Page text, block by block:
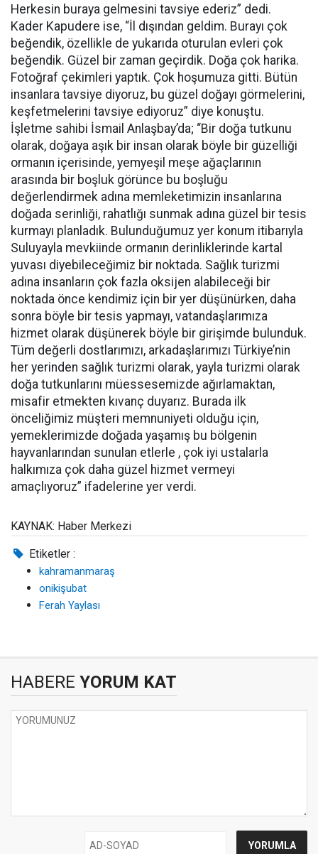
Herkesin buraya gelmesini tavsiye ederiz” dedi.
Kader Kapudere ise, “İl dışından geldim. Burayı çok
beğendik, özellikle de yukarıda oturulan evleri çok
beğendik. Güzel bir zaman geçirdik. Doğa çok harika.
Fotoğraf çekimleri yaptık. Çok hoşumuza gitti. Bütün
insanlara tavsiye diyoruz, bu güzel doğayı görmelerini,
keşfetmelerini tavsiye ediyoruz” diye konuştu.
İşletme sahibi İsmail Anlaşbay’da; “Bir doğa tutkunu
olarak, doğaya aşık bir insan olarak böyle bir güzelliği
ormanın içerisinde, yemyeşil meşe ağaçlarının
arasında bir boşluk görünce bu boşluğu
değerlendirmek adına memleketimizin insanlarına
doğada serinliği, rahatlığı sunmak adına güzel bir tesis
kurmayı planladık. Bulunduğumuz yer konum itibarıyla
Suluyayla mevkiinde ormanın derinliklerinde kartal
yuvası diyebileceğimiz bir noktada. Sağlık turizmi
adına insanların çok fazla oksijen alabileceği bir
noktada önce kendimiz için bir yer düşünürken, daha
sonra böyle bir tesis yapmayı, vatandaşlarımıza
hizmet olarak düşünerek böyle bir girişimde bulunduk.
Tüm değerli dostlarımızı, arkadaşlarımızı Türkiye’nin
her yerinden sağlık turizmi olarak, yayla turizmi olarak
doğa tutkunlarını müessesemizde ağırlamaktan,
misafir etmekten kıvanç duyarız. Burada ilk
önceliğimiz müşteri memnuniyeti olduğu için,
yemeklerimizde doğada yaşamış bu bölgenin
hayvanlarından sunulan etlerle , çok iyi ustalarla
halkımıza çok daha güzel hizmet vermeyi
amaçlıyoruz” ifadelerine yer verdi.
KAYNAK: Haber Merkezi
Etiketler :
kahramanmaraş
onikişubat
Ferah Yaylası
HABERE YORUM KAT